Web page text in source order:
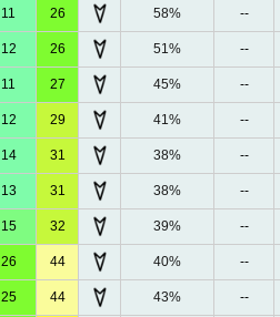
11 26 58% --
12 26 51% --
11 27 45% --
12 29 41% --
14 31 38% --
13 31 38% --
15 32 39% --
26 44 40% --
25 44 43% --